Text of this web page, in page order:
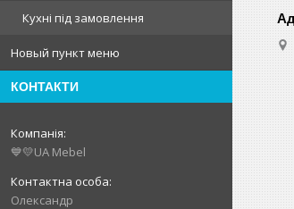
Кухні під замовлення
Новый пункт меню
КОНТАКТИ
💙💛UA Mebel
Олександр